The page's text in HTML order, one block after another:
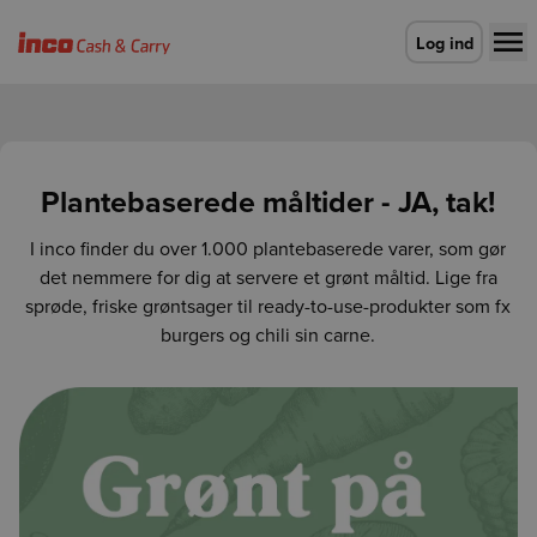
Log ind
Plantebaserede måltider - JA, tak!
I inco finder du over 1.000 plantebaserede varer, som gør
det nemmere for dig at servere et grønt måltid. Lige fra
sprøde, friske grøntsager til ready-to-use-produkter som fx
burgers og chili sin carne.